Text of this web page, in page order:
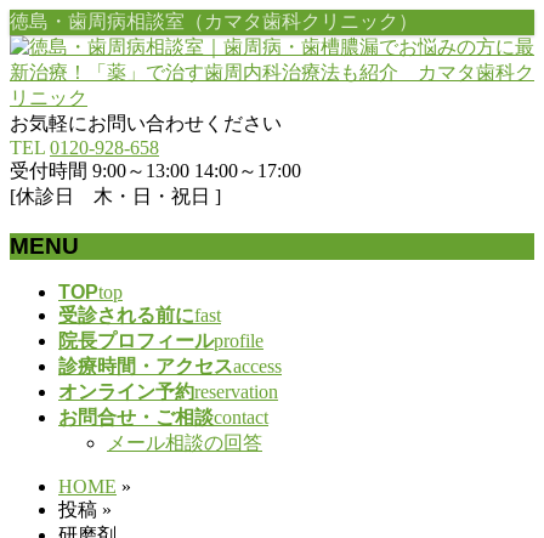
徳島・歯周病相談室（カマタ歯科クリニック）
お気軽にお問い合わせください
TEL 0120-928-658
受付時間 9:00～13:00 14:00～17:00
[休診日 木・日・祝日 ]
MENU
TOPtop
受診される前にfast
院長プロフィールprofile
診療時間・アクセスaccess
オンライン予約reservation
お問合せ・ご相談contact
メール相談の回答
HOME »
投稿 »